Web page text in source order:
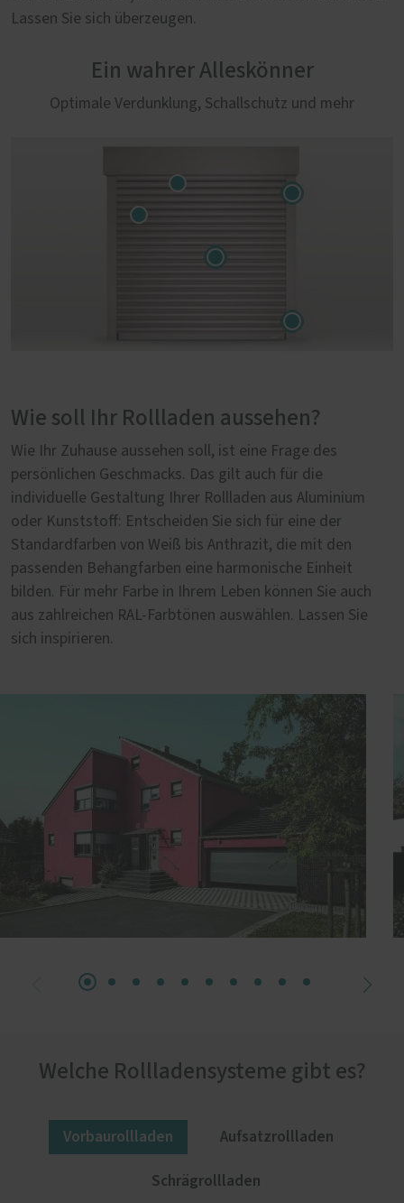
Lassen Sie sich überzeugen.
Ein wahrer Alleskönner
Optimale Verdunklung, Schallschutz und mehr
Wie soll Ihr Rollladen aussehen?
Wie Ihr Zuhause aussehen soll, ist eine Frage des
persönlichen Geschmacks. Das gilt auch für die
individuelle Gestaltung Ihrer Rollladen aus Aluminium
oder Kunststoff: Entscheiden Sie sich für eine der
Standardfarben von Weiß bis Anthrazit, die mit den
passenden Behangfarben eine harmonische Einheit
bilden. Für mehr Farbe in Ihrem Leben können Sie auch
aus zahlreichen RAL-Farbtönen auswählen. Lassen Sie
sich inspirieren.
Welche Rollladensysteme gibt es?
Vorbaurollladen
Aufsatzrollladen
Schrägrollladen